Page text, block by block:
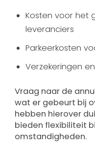
Kosten voor het
leveranciers
Parkeerkosten
Verzekeringen
Vraag naar de
wat er gebeurt bij
hebben hierover
bieden flexibiliteit
omstandigheden.